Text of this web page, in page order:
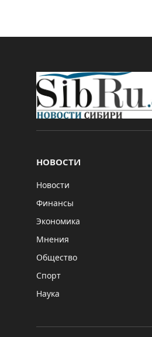
НОВОСТИ
Новости
Финансы
Экономика
Мнения
Общество
Спорт
Наука